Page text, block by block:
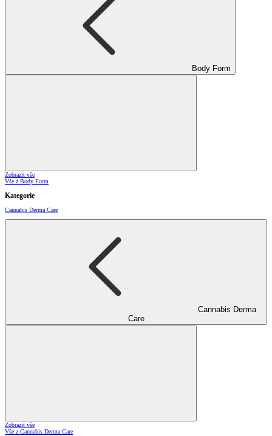
Body Form
Zobrazit vše
Vše z Body Form
Kategorie
Cannabis Derma Care
Cannabis Derma
Care
Zobrazit vše
Vše z Cannabis Derma Care